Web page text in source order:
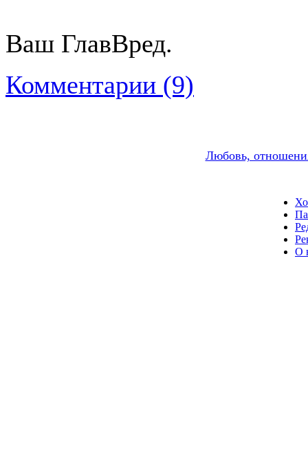
Ваш ГлавВред.
Комментарии (9)
Любовь,
О